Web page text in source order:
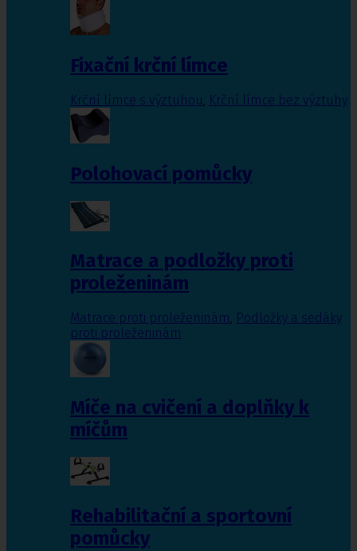
Fixační krční límce
Krční límce s výztuhou Krční límce bez výztuhy
Polohovací pomůcky
Matrace a podložky proti
proleženinám
Matrace proti proleženinám, Podložky a sedáky
proti proleženinám
Míče na cvičení a doplňky k
míčům
Rehabilitační a sportovní
pomůcky